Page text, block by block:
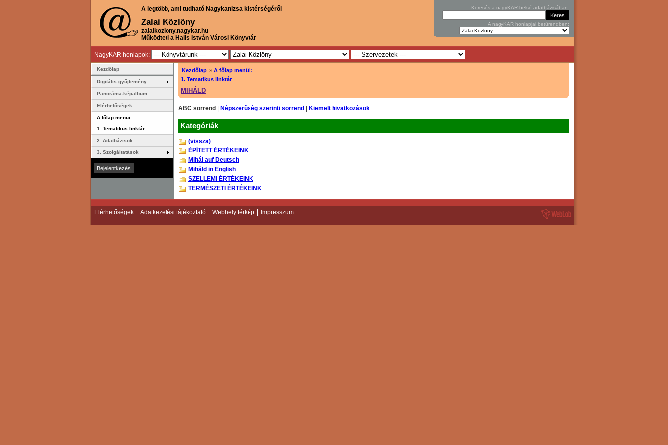
A legtöbb, ami tudható Nagykanizsa kistérségéről
Zalai Közlöny
zalaikozlony.nagykar.hu
Működteti a Halis István Városi Könyvtár
Keresés a nagyKAR belső adatbázisában:
A nagyKAR honlapjai betűrendben:
NagyKAR honlapok:
Kezdőlap »A főlap menüi:
1. Tematikus linktár
MIHÁLD
ABC sorrend| Népszerűség szerinti sorrend| Kiemelt hivatkozások
Kategóriák
(vissza)
ÉPÍTETT ÉRTÉKEINK
Mihál auf Deutsch
Miháld in English
SZELLEMI ÉRTÉKEINK
TERMÉSZETI ÉRTÉKEINK
Kezdőlap
Digitális gyűjtemény
Panoráma-képalbum
Elérhetőségek
A főlap menüi:
1. Tematikus linktár
2. Adatbázisok
3. Szolgáltatások
Elérhetőségek Adatkezelési tájékoztató Webhely térkép Impresszum